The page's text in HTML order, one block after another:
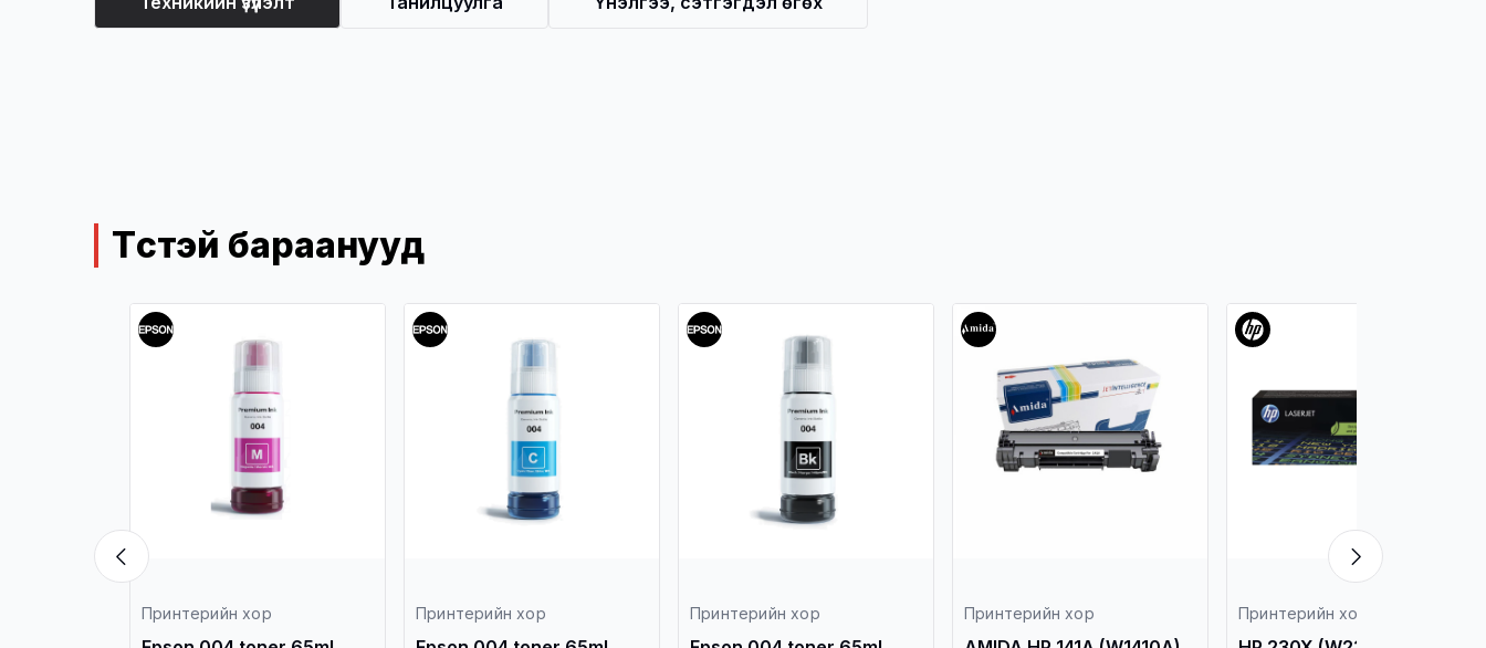
Төстэй бараанууд
Принтерийн хор Принтерийн хор Принтерийн хор Принтерийн хор Принтерийн хор